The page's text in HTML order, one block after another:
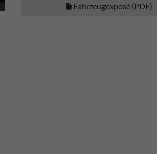
Fahrzeugexposé (PDF)